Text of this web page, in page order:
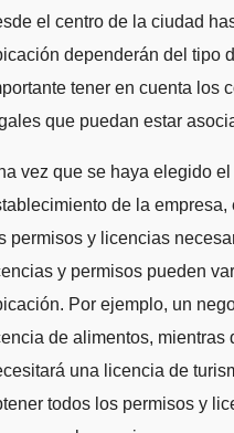
el centro de la ciudad
dependerán del tipo
tener en cuenta los
que puedan estar
vez que se haya elegido
de la
permisos y licencias
y permisos pueden
Por ejemplo, un
de alimentos, mientras
una licencia de
todos los permisos y